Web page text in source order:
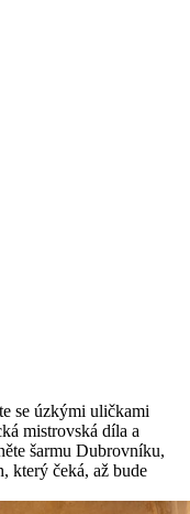
se úzkými uličkami
mistrovská díla a
šarmu Dubrovníku,
který čeká, až bude